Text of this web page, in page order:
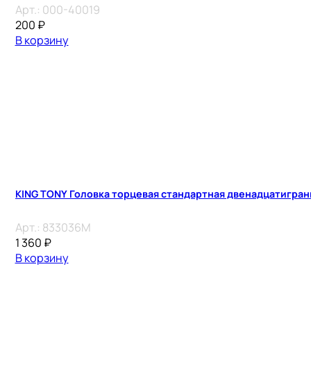
Арт.: 000-40019
200 ₽
В корзину
KING TONY Головка торцевая стандартная
Арт.: 833036M
1 360 ₽
В корзину